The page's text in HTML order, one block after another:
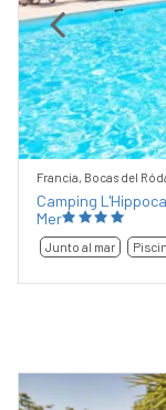
Previous
Francia, Bocas del
Camping
Mer
Junto al mar